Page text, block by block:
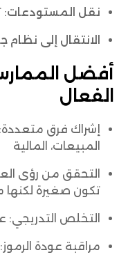
نقل المستودعات:
الانتقال إلى نظام
الفعال
إشراك فرق
المبيعات، المالية
تكون صغيرة
التخلص التدريجي:
مراقبة عودة